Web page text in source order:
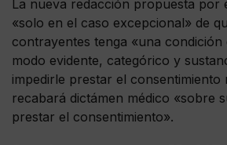
La nueva redacción propuesta por
«solo en el caso excepcional» de
contrayentes tenga «una condición
modo evidente, categórico y
impedirle prestar el consentimiento
recabará dictámen médico «sobre
prestar el consentimiento».